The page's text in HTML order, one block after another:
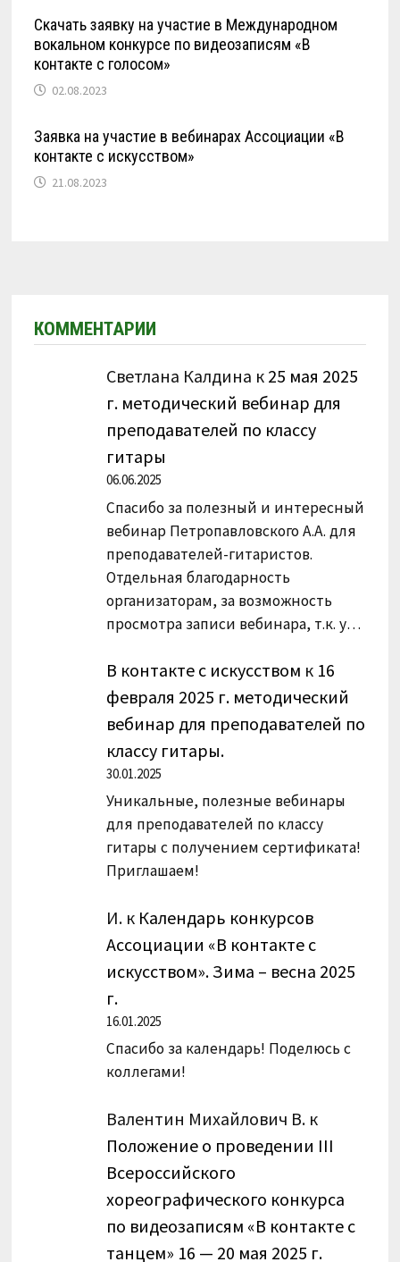
Скачать заявку на участие в Международном
вокальном конкурсе по видеозаписям «В
контакте с голосом»
02.08.2023
Заявка на участие в вебинарах Ассоциации «В
контакте с искусством»
21.08.2023
КОММЕНТАРИИ
Светлана Калдина к 25 мая 2025
г. методический вебинар для
преподавателей по классу
гитары
06.06.2025
Спасибо за полезный и интересный
вебинар Петропавловского А.А. для
преподавателей-гитаристов.
Отдельная благодарность
организаторам, за возможность
просмотра записи вебинара, т.к. у…
В контакте с искусством к 16
февраля 2025 г. методический
вебинар для преподавателей по
классу гитары.
30.01.2025
Уникальные, полезные вебинары
для преподавателей по классу
гитары с получением сертификата!
Приглашаем!
И. к Календарь конкурсов
Ассоциации «В контакте с
искусством». Зима – весна 2025
г.
16.01.2025
Спасибо за календарь! Поделюсь с
коллегами!
Валентин Михайлович В. к
Положение о проведении III
Всероссийского
хореографического конкурса
по видеозаписям «В контакте с
танцем» 16 — 20 мая 2025 г.